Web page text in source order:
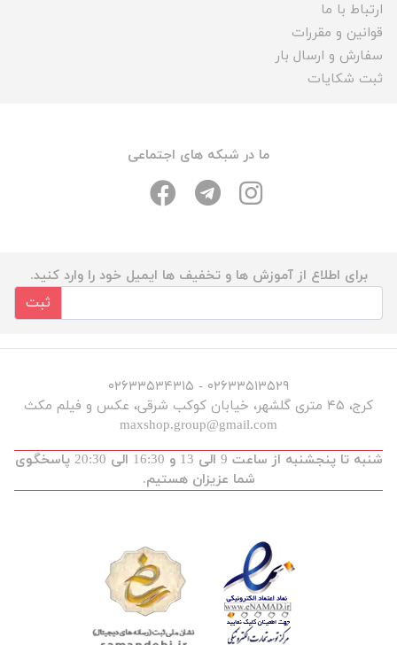
ارتباط با ما
قوانین و مقررات
سفارش و ارسال بار
ثبت شکایات
ما در شبکه های اجتماعی
برای اطلاع از آموزش ها و تخفیف ها ایمیل خود را وارد کنید.
ثبت
۰۲۶۳۳۵۱۳۵۲۹ - ۰۲۶۳۳۵۳۴۳۱۵
کرج، ۴۵ متری گلشهر، خیابان کوکب شرقی، عکس و فیلم مکث
maxshop.group@gmail.com
شنبه تا پنجشنبه از ساعت 9 الی 13 و 16:30 الی 20:30 پاسخگوی
شما عزیزان هستیم.